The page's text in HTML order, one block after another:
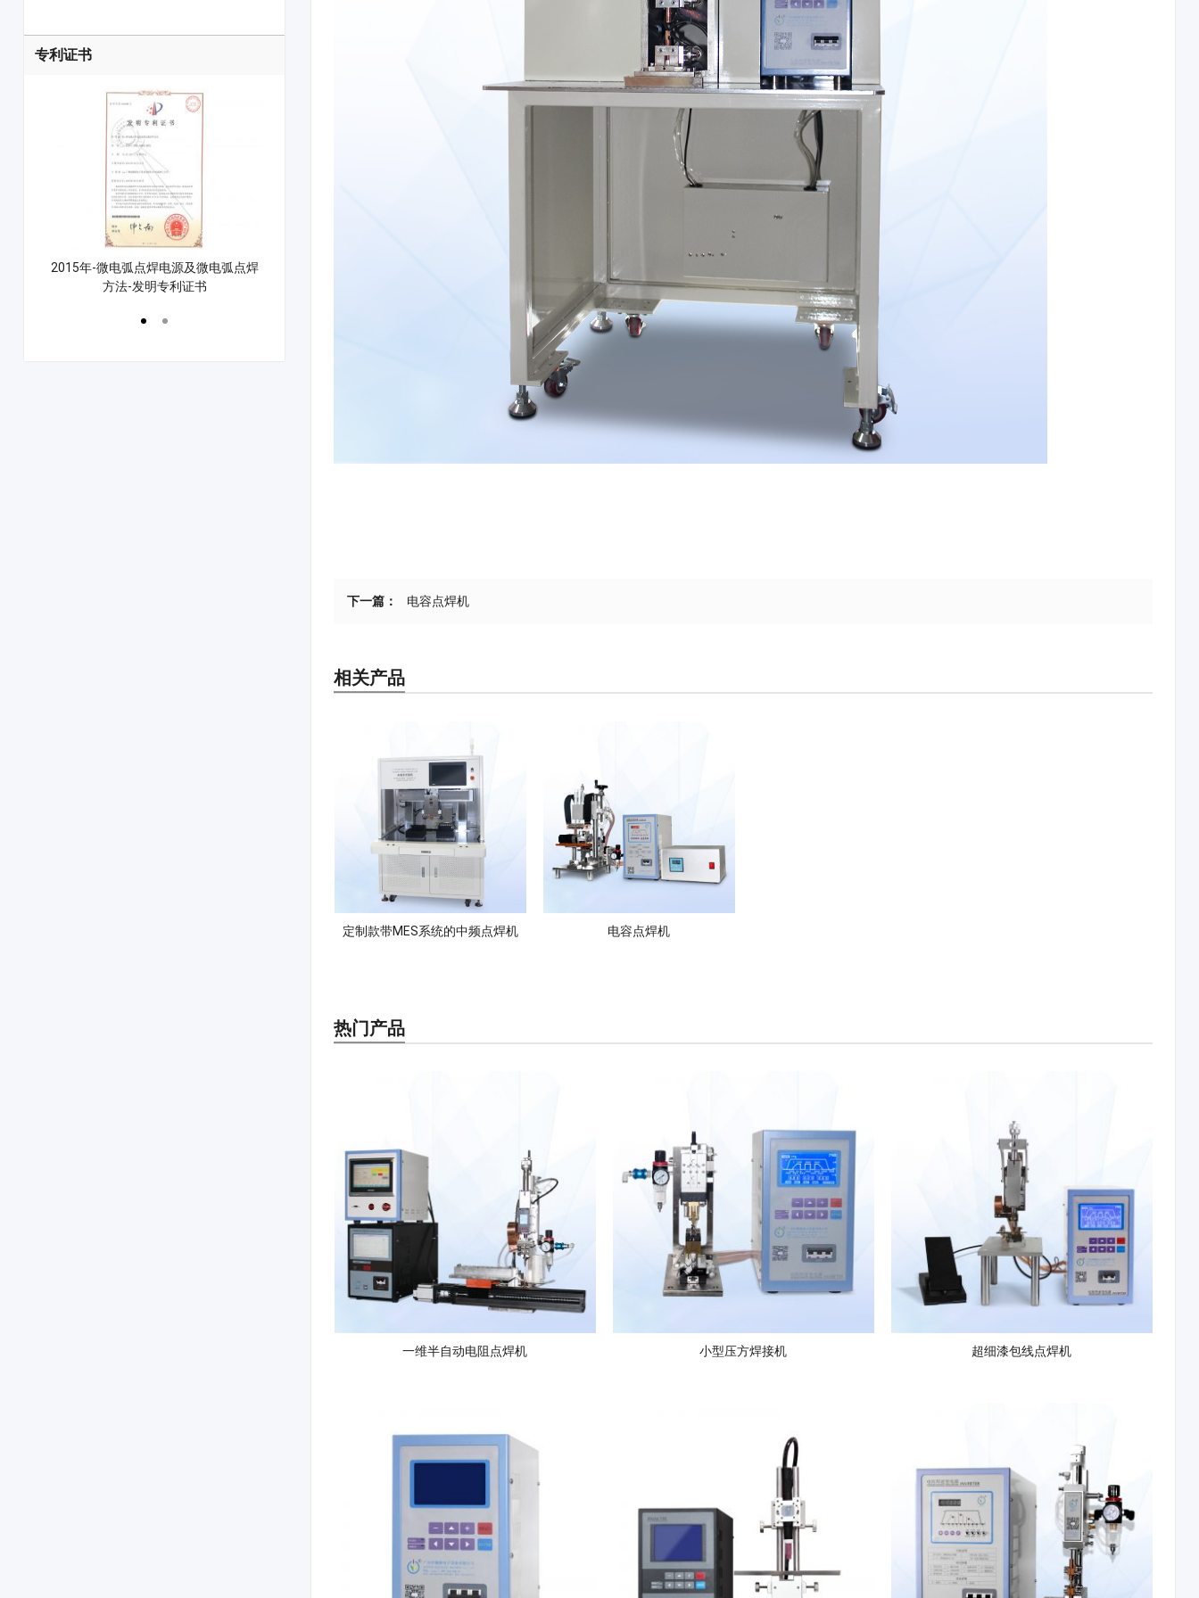
下一篇： 电容点焊机
相关产品
定制款带MES系统的中频点焊机 电容点焊机
热门产品
一维半自动电阻点焊机 小型压方焊接机 超细漆包线点焊机
专利证书
2015年-微电弧点焊电源及微电弧点焊
方法-发明专利证书